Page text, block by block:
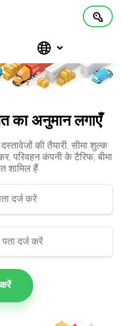
का अनुमान लगाएँ
की तैयारी, सीमा शुल्क
परिवहन कंपनी के टैरिफ, बीमा
शामिल हैं